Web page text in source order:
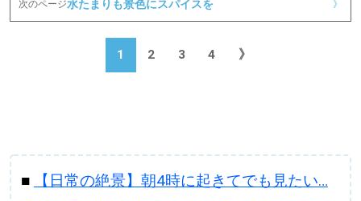
明日への”きっかけ”WEBマガジン
【道東のお気に入りを見つけたい】
次のページ水たまりも景色にスパイスを 》
1 2 3 4 》
■
【日常の絶景】朝4時に起きてでも見たい…